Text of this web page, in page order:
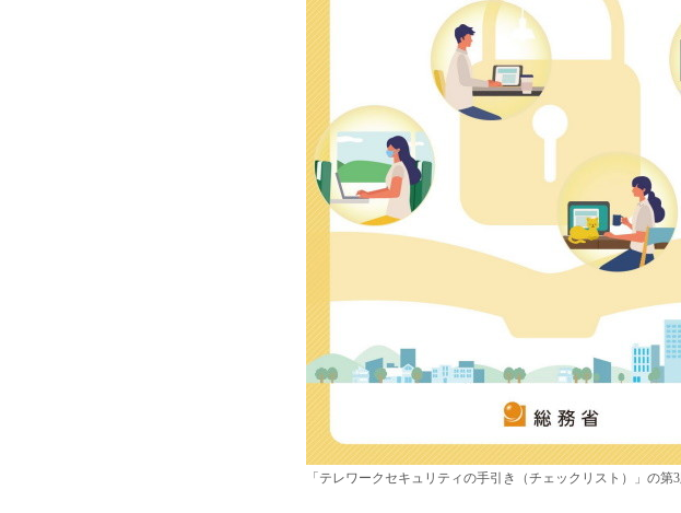
「テレワークセキュリティの手引き（チェックリスト）」の第3